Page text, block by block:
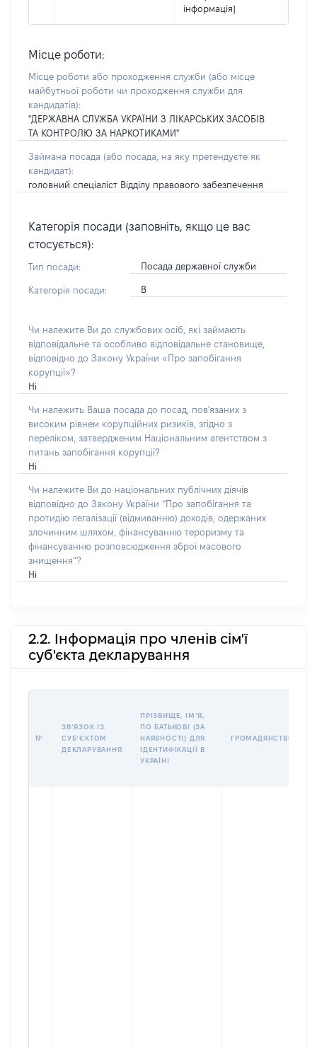
інформація]
Місце роботи:
Місце роботи або проходження служби (або місце
майбутньої роботи чи проходження служби для
кандидатів):
"ДЕРЖАВНА СЛУЖБА УКРАЇНИ З ЛІКАРСЬКИХ ЗАСОБІВ
ТА КОНТРОЛЮ ЗА НАРКОТИКАМИ"
Займана посада (або посада, на яку претендуєте як
кандидат):
головний спеціаліст Відділу правового забезпечення
Категорія посади (заповніть, якщо це вас
стосується):
Тип посади: Посада державної служби
Категорія посади: В
Чи належите Ви до службових осіб, які займають
відповідальне та особливо відповідальне становище,
відповідно до Закону України «Про запобігання
корупції»?
Ні
Чи належить Ваша посада до посад, пов'язаних з
високим рівнем корупційних ризиків, згідно з
переліком, затвердженим Національним агентством з
питань запобігання корупції?
Ні
Чи належите Ви до національних публічних діячів
відповідно до Закону України “Про запобігання та
протидію легалізації (відмиванню) доходів, одержаних
злочинним шляхом, фінансуванню тероризму та
фінансуванню розповсюдження зброї масового
знищення”?
Ні
2.2. Інформація про членів сім'ї
суб'єкта декларування
№
ЗВʼЯЗОК ІЗ
СУБʼЄКТОМ
ДЕКЛАРУВАННЯ
ПРІЗВИЩЕ, ІМʼЯ,
ПО БАТЬКОВІ (ЗА
НАЯВНОСТІ) ДЛЯ
ІДЕНТИФІКАЦІЇ В
УКРАЇНІ
ГРОМАДЯНСТВО